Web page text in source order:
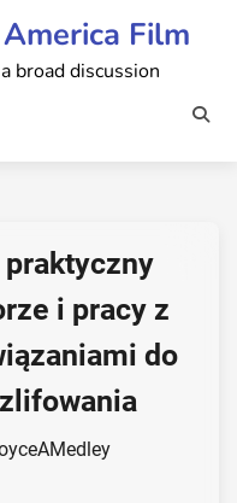
Film
broad discussion
i pracy z
do